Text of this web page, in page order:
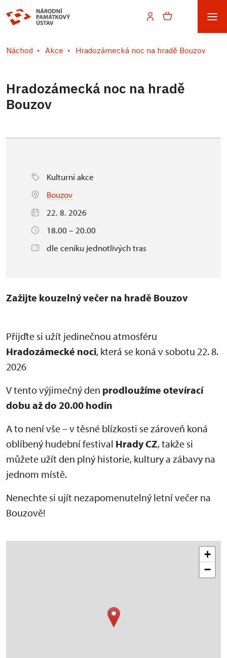
Náchod Akce Hradozámecká noc na hradě Bouzov
Hradozámecká noc na hradě
Bouzov
Kulturní akce
Bouzov
22. 8. 2026
18.00 – 20.00
dle ceníku jednotlivých tras
Zažijte kouzelný večer na hradě Bouzov
Přijďte si užít jedinečnou atmosféru
Hradozámecké noci, která se koná v sobotu 22. 8.
2026
V tento výjimečný den prodloužíme otevírací
dobu až do 20.00 hodin
A to není vše – v těsné blízkosti se zároveň koná
oblíbený hudební festival Hrady CZ, takže si
můžete užít den plný historie, kultury a zábavy na
jednom místě.
Nenechte si ujít nezapomenutelný letní večer na
Bouzově!
+
−